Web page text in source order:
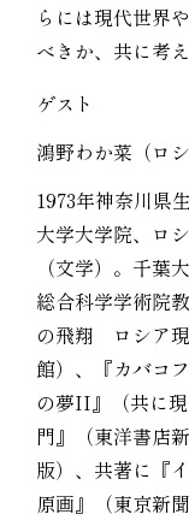
らには現代世界
べきか、共に考
ゲスト
鴻野わか菜（ロ
1973年神奈川県
大学大学院、ロ
（文学）。千葉
総合科学学術院
の飛翔 ロシア
館）、『カバコ
の夢II』（共に
門』（東洋書店
版）、共著に『
原画』（東京新